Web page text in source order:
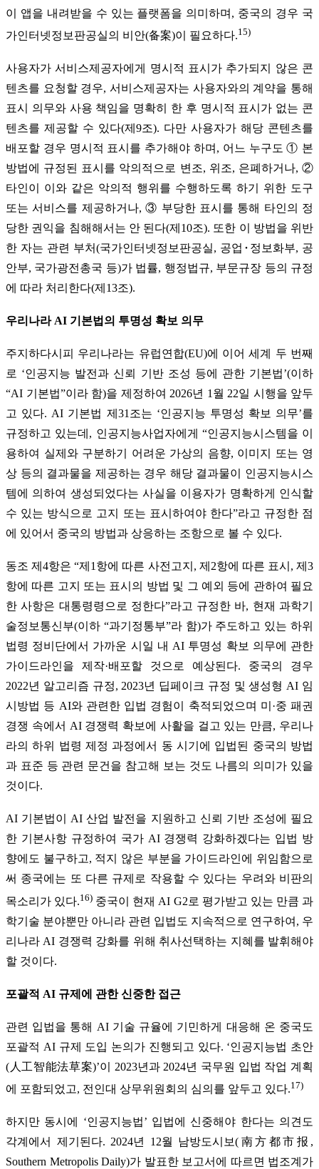
이 앱을 내려받을 수 있는 플랫폼을 의미하며, 중국의 경우 국
가인터넷정보판공실의 비안(备案)이 필요하다.15)
사용자가 서비스제공자에게 명시적 표시가 추가되지 않은 콘
텐츠를 요청할 경우, 서비스제공자는 사용자와의 계약을 통해
표시 의무와 사용 책임을 명확히 한 후 명시적 표시가 없는 콘
텐츠를 제공할 수 있다(제9조). 다만 사용자가 해당 콘텐츠를
배포할 경우 명시적 표시를 추가해야 하며, 어느 누구도 ① 본
방법에 규정된 표시를 악의적으로 변조, 위조, 은폐하거나, ②
타인이 이와 같은 악의적 행위를 수행하도록 하기 위한 도구
또는 서비스를 제공하거나, ③ 부당한 표시를 통해 타인의 정
당한 권익을 침해해서는 안 된다(제10조). 또한 이 방법을 위반
한 자는 관련 부처(국가인터넷정보판공실, 공업･정보화부, 공
안부, 국가광전총국 등)가 법률, 행정법규, 부문규장 등의 규정
에 따라 처리한다(제13조).
우리나라 AI 기본법의 투명성 확보 의무
주지하다시피 우리나라는 유럽연합(EU)에 이어 세계 두 번째
로 ‘인공지능 발전과 신뢰 기반 조성 등에 관한 기본법’(이하
“AI 기본법”이라 함)을 제정하여 2026년 1월 22일 시행을 앞두
고 있다. AI 기본법 제31조는 ‘인공지능 투명성 확보 의무’를
규정하고 있는데, 인공지능사업자에게 “인공지능시스템을 이
용하여 실제와 구분하기 어려운 가상의 음향, 이미지 또는 영
상 등의 결과물을 제공하는 경우 해당 결과물이 인공지능시스
템에 의하여 생성되었다는 사실을 이용자가 명확하게 인식할
수 있는 방식으로 고지 또는 표시하여야 한다”라고 규정한 점
에 있어서 중국의 방법과 상응하는 조항으로 볼 수 있다.
동조 제4항은 “제1항에 따른 사전고지, 제2항에 따른 표시, 제3
항에 따른 고지 또는 표시의 방법 및 그 예외 등에 관하여 필요
한 사항은 대통령령으로 정한다”라고 규정한 바, 현재 과학기
술정보통신부(이하 “과기정통부”라 함)가 주도하고 있는 하위
법령 정비단에서 가까운 시일 내 AI 투명성 확보 의무에 관한
가이드라인을 제작·배포할 것으로 예상된다. 중국의 경우
2022년 알고리즘 규정, 2023년 딥페이크 규정 및 생성형 AI 임
시방법 등 AI와 관련한 입법 경험이 축적되었으며 미·중 패권
경쟁 속에서 AI 경쟁력 확보에 사활을 걸고 있는 만큼, 우리나
라의 하위 법령 제정 과정에서 동 시기에 입법된 중국의 방법
과 표준 등 관련 문건을 참고해 보는 것도 나름의 의미가 있을
것이다.
AI 기본법이 AI 산업 발전을 지원하고 신뢰 기반 조성에 필요
한 기본사항 규정하여 국가 AI 경쟁력 강화하겠다는 입법 방
향에도 불구하고, 적지 않은 부분을 가이드라인에 위임함으로
써 종국에는 또 다른 규제로 작용할 수 있다는 우려와 비판의
목소리가 있다.16) 중국이 현재 AI G2로 평가받고 있는 만큼 과
학기술 분야뿐만 아니라 관련 입법도 지속적으로 연구하여, 우
리나라 AI 경쟁력 강화를 위해 취사선택하는 지혜를 발휘해야
할 것이다.
포괄적 AI 규제에 관한 신중한 접근
관련 입법을 통해 AI 기술 규율에 기민하게 대응해 온 중국도
포괄적 AI 규제 도입 논의가 진행되고 있다. ‘인공지능법 초안
(人工智能法草案)’이 2023년과 2024년 국무원 입법 작업 계획
에 포함되었고, 전인대 상무위원회의 심의를 앞두고 있다.17)
하지만 동시에 ‘인공지능법’ 입법에 신중해야 한다는 의견도
각계에서 제기된다. 2024년 12월 남방도시보(南方都市报,
Southern Metropolis Daily)가 발표한 보고서에 따르면 법조계가